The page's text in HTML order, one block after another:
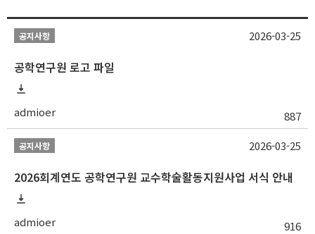
공지사항
공학연구원 로고 파일
admioer 887
2026-03-25
공지사항
2026회계연도 공학연구원 교수학술활동지원사업 서식 안내
admioer 916
2026-03-25